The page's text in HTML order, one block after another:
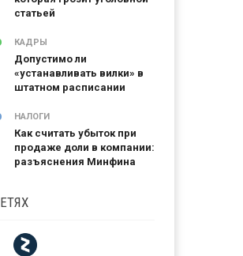
статьей
КАДРЫ
Допустимо ли
«устанавливать вилки» в
штатном расписании
НАЛОГИ
Как считать убыток при
продаже доли в компании:
разъяснения Минфина